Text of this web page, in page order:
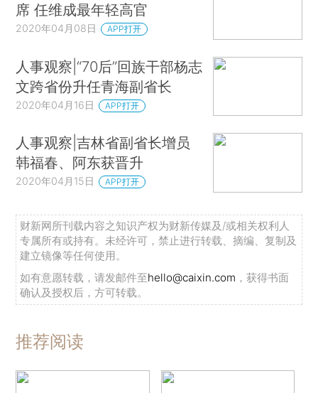
席 任维成最年轻高官
2020年04月08日 APP打开
人事观察|“70后”回族干部杨志
文跨省份升任青海副省长
2020年04月16日 APP打开
人事观察|吉林省副省长增员
韩福春、阿东获晋升
2020年04月15日 APP打开
财新网所刊载内容之知识产权为财新传媒及/或相关权利人
专属所有或持有。未经许可，禁止进行转载、摘编、复制及
建立镜像等任何使用。
如有意愿转载，请发邮件至hello@caixin.com ，获得书面
确认及授权后，方可转载。
推荐阅读